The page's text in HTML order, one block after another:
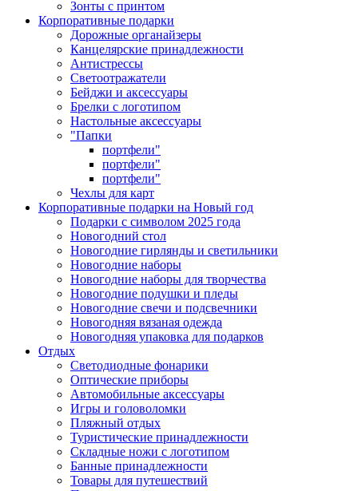
Зонты с принтом
Корпоративные подарки
Дорожные органайзеры
Канцелярские принадлежности
Антистрессы
Светоотражатели
Бейджи и аксессуары
Брелки с логотипом
Настольные аксессуары
"Папки
портфели"
портфели"
портфели"
Чехлы для карт
Корпоративные подарки на Новый год
Подарки с символом 2025 года
Новогодний стол
Новогодние гирлянды и светильники
Новогодние наборы
Новогодние наборы для творчества
Новогодние подушки и пледы
Новогодние свечи и подсвечники
Новогодняя вязаная одежда
Новогодняя упаковка для подарков
Отдых
Светодиодные фонарики
Оптические приборы
Автомобильные аксессуары
Игры и головоломки
Пляжный отдых
Туристические принадлежности
Складные ножи с логотипом
Банные принадлежности
Товары для путешествий